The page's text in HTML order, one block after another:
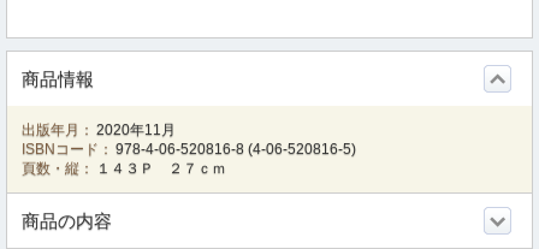
商品情報
出版年月： 2020年11月
ISBNコード： 978-4-06-520816-8 (4-06-520816-5)
頁数・縦：
１４３Ｐ ２７ｃｍ
商品の内容